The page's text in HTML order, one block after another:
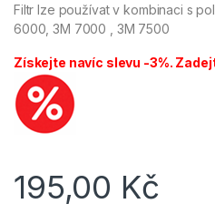
Filtr lze používat v kombinaci s
6000, 3M 7000 , 3M 7500
Získejte navíc slevu -3%.
195,00 Kč